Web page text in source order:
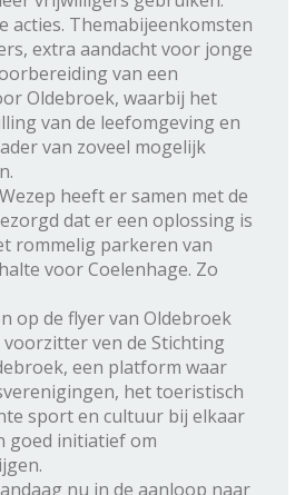
acties. Themabijeenkomsten
extra aandacht voor jonge
van een
Oldebroek, waarbij het
van de leefomgeving en
van zoveel mogelijk
heeft er samen met de
dat er een oplossing is
rommelig parkeren van
voor Coelenhage. Zo
op de flyer van Oldebroek
ven de Stichting
een platform waar
het toeristisch
sport en cultuur bij elkaar
goed initiatief om
nu in de aanloop naar